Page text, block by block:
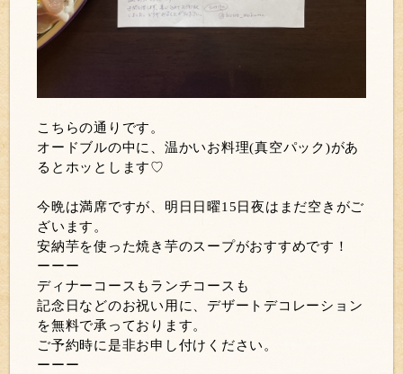
こちらの通りです。
オードブルの中に、温かいお料理(真空パック)があ
るとホッとします♡
今晩は満席ですが、明日日曜15日夜はまだ空きがご
ざいます。
安納芋を使った焼き芋のスープがおすすめです！
ーーー
ディナーコースもランチコースも
記念日などのお祝い用に、デザートデコレーション
を無料で承っております。
ご予約時に是非お申し付けください。
ーーー